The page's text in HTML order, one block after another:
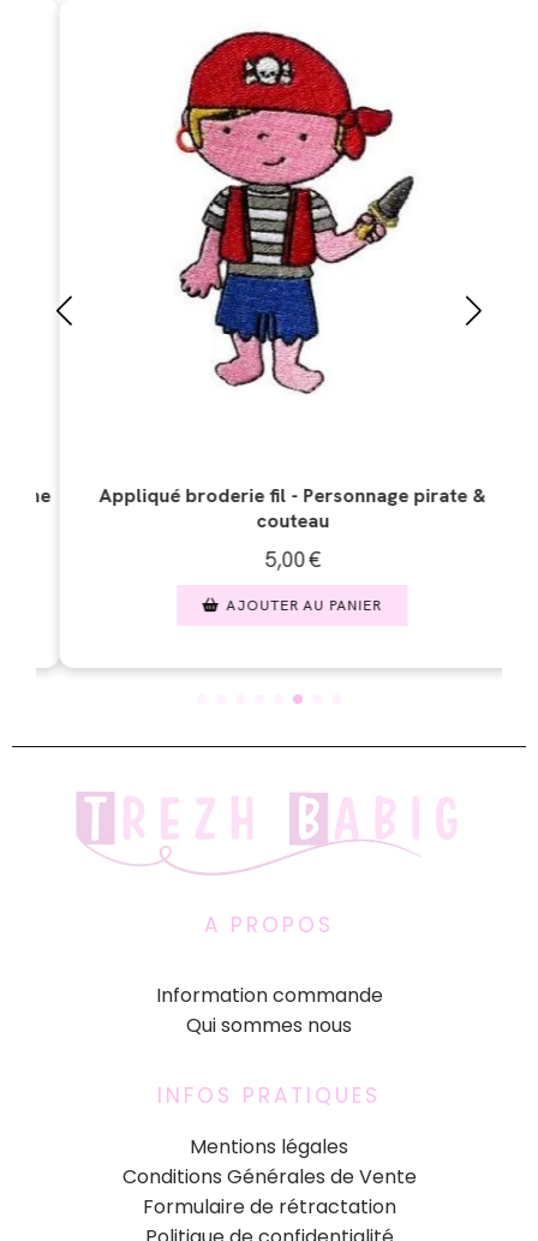
fil - Personnage pirate &
Appliqué broderie fil -
A PROPOS
Information commande
Qui sommes nous
INFOS PRATIQUES
Mentions légales
Conditions Générales de Vente
Formulaire de rétractation